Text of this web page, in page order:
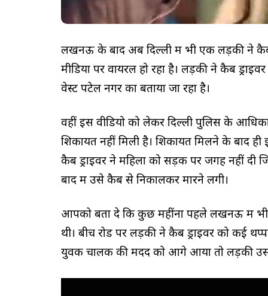
लखनऊ के बाद अब दिल्ली में भी एक लड़की ने कैब
मीडिया पर वायरल हो रहा है। लड़की ने कैब
वेस्ट पटेल नगर का बताया जा रहा है।
वहीं इस वीडियो को लेकर दिल्ली पुलिस के
शिकायत नहीं मिली है। शिकायत मिलने के बाद ही
कैब ड्राइवर ने महिला को सड़क पर जगह नहीं दी
बाद में उसे कैब से निकालकर मारने लगी।
आपको बता दे कि कुछ महींनों पहले लखनऊ में
थी। बीच रोड पर लड़की ने कैब ड्राइवर को कई
युवक चालक की मदद को आगे आया तो लड़की